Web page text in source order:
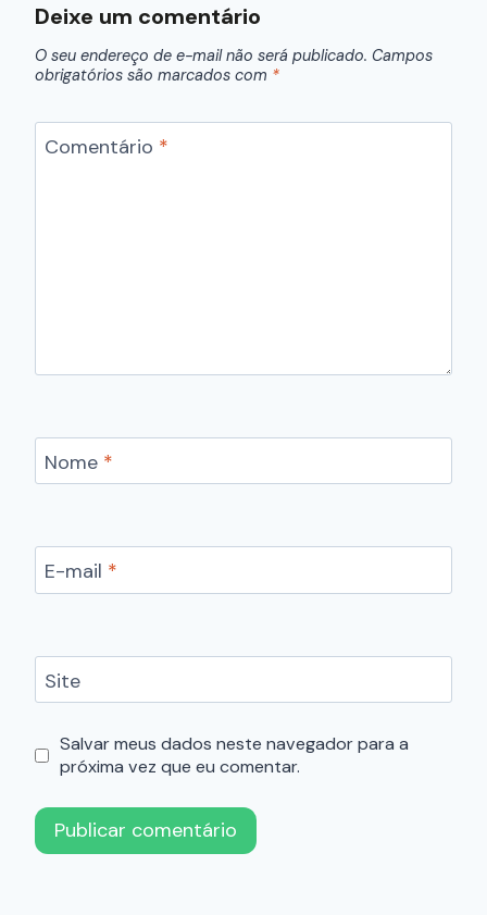
Deixe um comentário
O seu endereço de e-mail não será publicado. Campos
obrigatórios são marcados com *
Comentário *
Nome *
E-mail *
Site
Salvar meus dados neste navegador para a
próxima vez que eu comentar.